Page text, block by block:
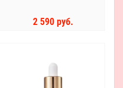
2 590 руб.